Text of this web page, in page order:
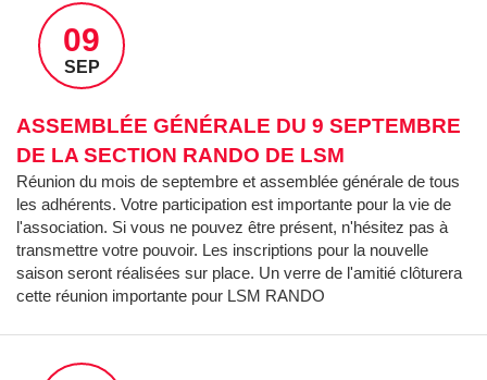
LSM
09
SEP
ASSEMBLÉE GÉNÉRALE DU 9 SEPTEMBRE
DE LA SECTION RANDO DE LSM
Réunion du mois de septembre et assemblée générale de tous
les adhérents. Votre participation est importante pour la vie de
l'association. Si vous ne pouvez être présent, n'hésitez pas à
transmettre votre pouvoir. Les inscriptions pour la nouvelle
saison seront réalisées sur place. Un verre de l'amitié clôturera
cette réunion importante pour LSM RANDO